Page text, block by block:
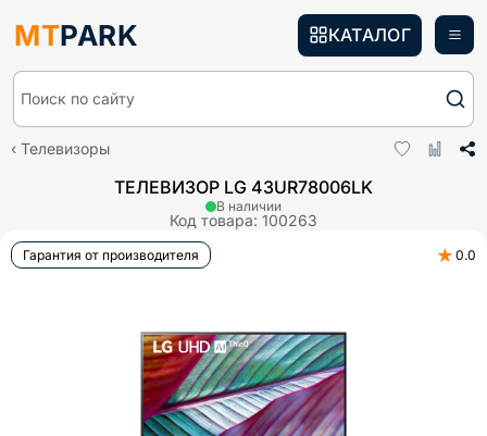
MTPARK
Поиск по сайту
КАТАЛОГ
Телевизоры
ТЕЛЕВИЗОР LG 43UR78006LK
Код товара: 100263
В наличии
Гарантия от производителя ★ 0.0